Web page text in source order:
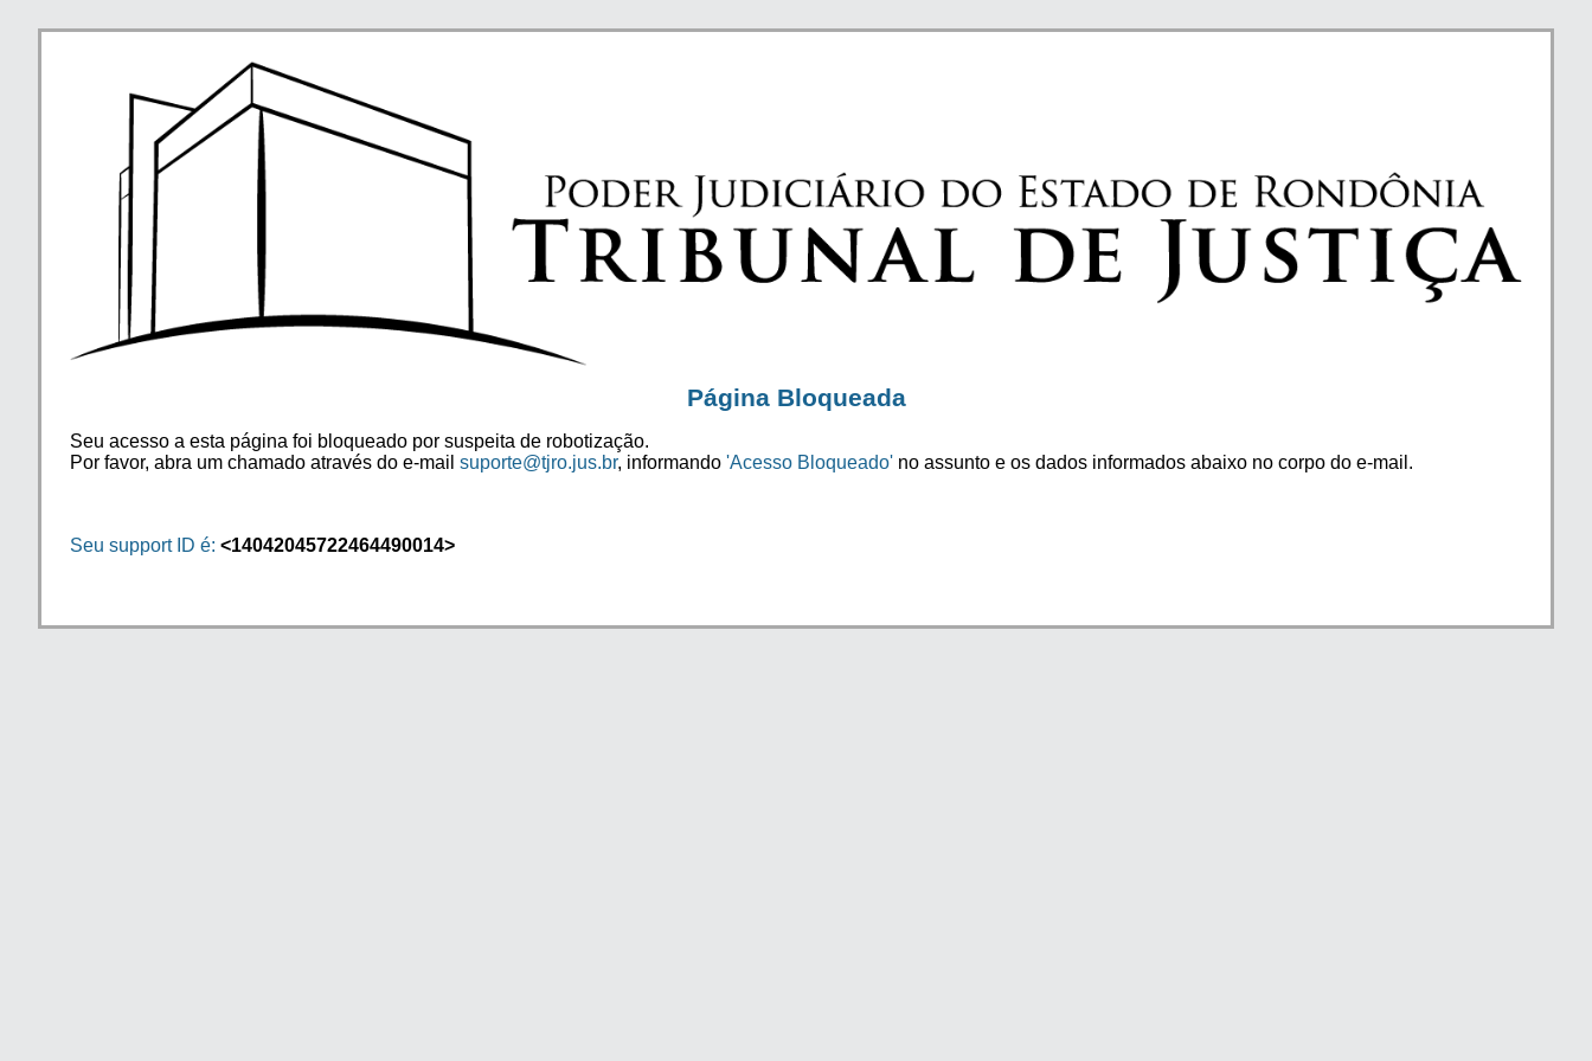
Página Bloqueada
Seu acesso a esta página foi bloqueado por suspeita de robotização.
Por favor, abra um chamado através do e-mail suporte@tjro.jus.br, informando 'Acesso Bloqueado' no assunto e os dados informados abaixo no corpo do e-mail.
Seu support ID é: <14042045722464490014>